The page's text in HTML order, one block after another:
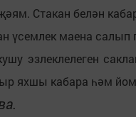
Стакан белән
үсемлек маена салып
эзлеклелеген
яхшы кабара һәм